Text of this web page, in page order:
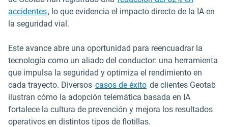
accidentes, lo que evidencia el impacto directo de la IA en
la seguridad vial.
Este avance abre una oportunidad para reencuadrar la
tecnología como un aliado del conductor: una herramienta
que impulsa la seguridad y optimiza el rendimiento en
cada trayecto. Diversos casos de éxito de clientes Geotab
ilustran cómo la adopción telemática basada en IA
fortalece la cultura de prevención y mejora los resultados
operativos en distintos tipos de flotillas.